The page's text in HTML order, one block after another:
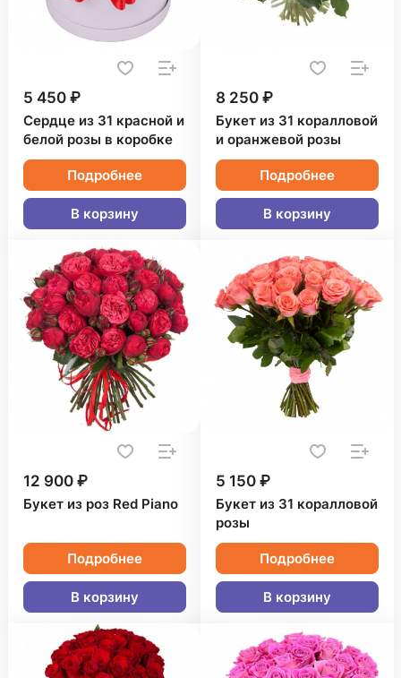
5 450 ₽
Сердце из 31 красной и
белой розы в коробке
Подробнее
В корзину
8 250 ₽
Букет из 31 коралловой
и оранжевой розы
Подробнее
В корзину
12 900 ₽
Букет из роз Red Piano
Подробнее
В корзину
5 150 ₽
Букет из 31 коралловой
розы
Подробнее
В корзину